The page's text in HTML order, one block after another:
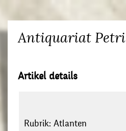
Antiquariat Petri
Artikel details
Rubrik: Atlanten